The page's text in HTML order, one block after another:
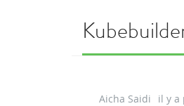
Aicha Saidi il y a